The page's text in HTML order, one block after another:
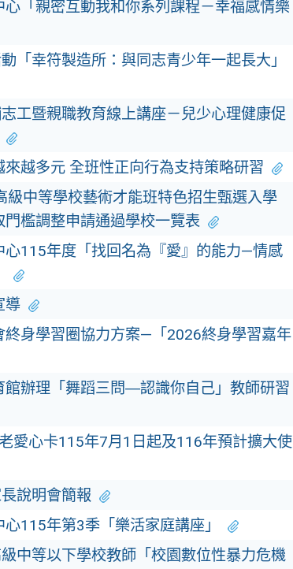
心「親密互動我和你系列課程－幸福感情樂
「幸符製造所：與同志青少年一起長大」
工暨親職教育線上講座－兒少心理健康促
越多元 全班性正向行為支持策略研習
級中等學校藝術才能班特色招生甄選入學
門檻調整申請通過學校一覽表
心115年度「找回名為『愛』的能力—情感
導
終身學習圈協力方案—「2026終身學習嘉年
館辦理「舞蹈三問―認識你自己」教師研習
愛心卡115年7月1日起及116年預計擴大使
說明會簡報
115年第3季「樂活家庭講座」
中等以下學校教師「校園數位性暴力危機